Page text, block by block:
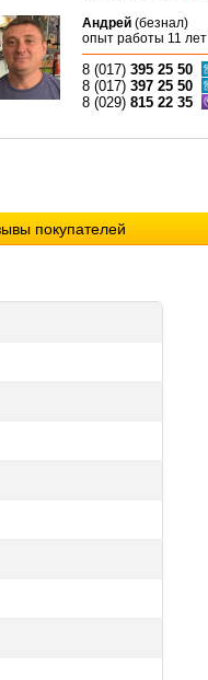
Андрей (безнал)
опыт работы 11 лет
8 (017) 395 25 50
8 (017) 397 25 50
8 (029) 815 22 35
покупателей